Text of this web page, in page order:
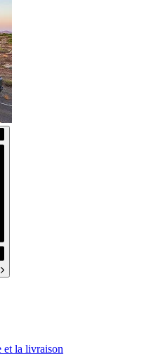
et la livraison